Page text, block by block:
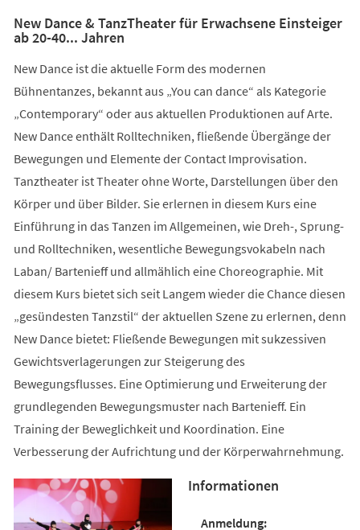
New Dance & TanzTheater für Erwachsene Einsteiger
ab 20-40... Jahren
New Dance ist die aktuelle Form des modernen
Bühnentanzes, bekannt aus „You can dance“ als Kategorie
„Contemporary“ oder aus aktuellen Produktionen auf Arte.
New Dance enthält Rolltechniken, fließende Übergänge der
Bewegungen und Elemente der Contact Improvisation.
Tanztheater ist Theater ohne Worte, Darstellungen über den
Körper und über Bilder. Sie erlernen in diesem Kurs eine
Einführung in das Tanzen im Allgemeinen, wie Dreh-, Sprung-
und Rolltechniken, wesentliche Bewegungsvokabeln nach
Laban/ Bartenieff und allmählich eine Choreographie. Mit
diesem Kurs bietet sich seit Langem wieder die Chance diesen
„gesündesten Tanzstil“ der aktuellen Szene zu erlernen, denn
New Dance bietet: Fließende Bewegungen mit sukzessiven
Gewichtsverlagerungen zur Steigerung des
Bewegungsflusses. Eine Optimierung und Erweiterung der
grundlegenden Bewegungsmuster nach Bartenieff. Ein
Training der Beweglichkeit und Koordination. Eine
Verbesserung der Aufrichtung und der Körperwahrnehmung.
Informationen